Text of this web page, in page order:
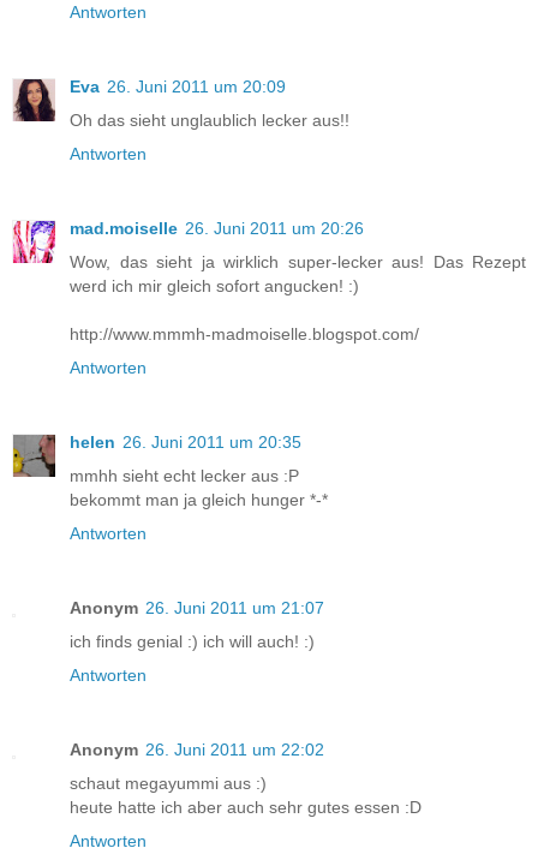
Antworten
Eva 26. Juni 2011 um 20:09
Oh das sieht unglaublich lecker aus!!
Antworten
mad.moiselle 26. Juni 2011 um 20:26
Wow, das sieht ja wirklich super-lecker aus! Das Rezept
werd ich mir gleich sofort angucken! :)
http://www.mmmh-madmoiselle.blogspot.com/
Antworten
helen 26. Juni 2011 um 20:35
mmhh sieht echt lecker aus :P
bekommt man ja gleich hunger *-*
Antworten
Anonym 26. Juni 2011 um 21:07
ich finds genial :) ich will auch! :)
Antworten
Anonym 26. Juni 2011 um 22:02
schaut megayummi aus :)
heute hatte ich aber auch sehr gutes essen :D
Antworten